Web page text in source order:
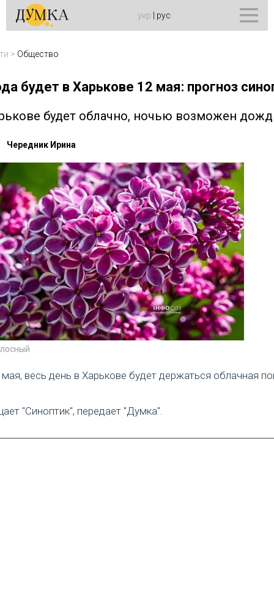
укр рус
> Общество
будет в Харькове 12 мая: прогноз
будет облачно, ночью возможен
Чередник Ирина
весь день в Харькове будет держаться облачная
"Синоптик", передает "Думка".